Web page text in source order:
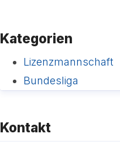
Kategorien
Lizenzmannschaft
Bundesliga
Kontakt